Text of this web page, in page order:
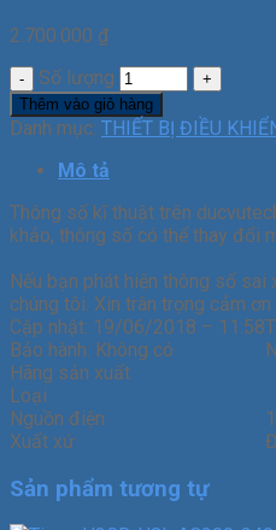
2.700.000 ₫
Số lượng
Thêm vào giỏ hàng
Danh mục: THIẾT BỊ ĐIỀU
Mô tả
Thông số kĩ thuật trên
khảo, thông số có thể thay đổi
Nếu bạn phát hiện thông số sai
chúng tôi. Xin trân trọng cảm ơn
Cập nhật: 19/06/2018 – 11:58
Bảo hành: Không có
Hãng sản xuất
Loại
Nguồn điện
Xuất xứ
Sản phẩm tương tự